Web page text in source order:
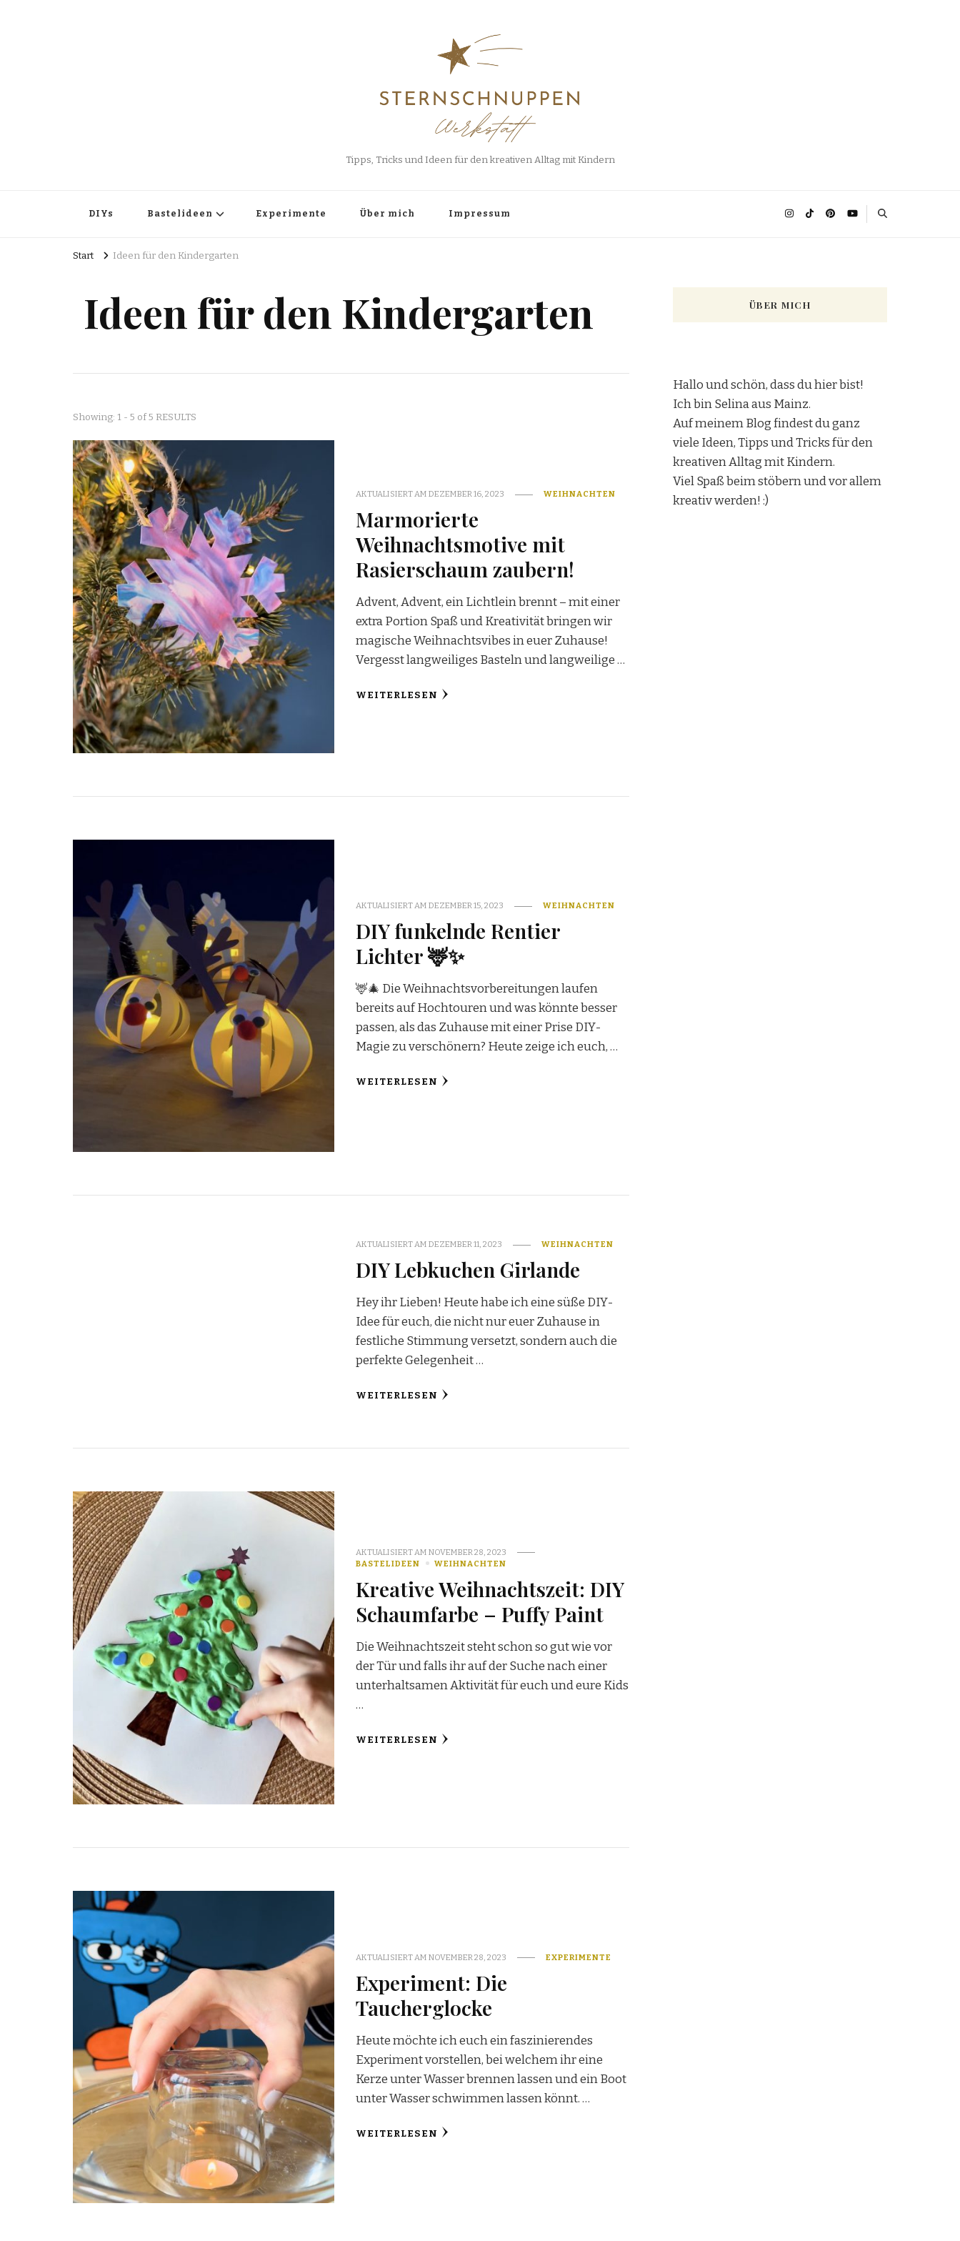
Tipps, Tricks und Ideen für den kreativen Alltag mit Kindern
DIYs Bastelideen Experimente Über mich Impressum
Start Ideen für den Kindergarten
Ideen für den Kindergarten
Showing: 1 - 5 of 5 RESULTS
AKTUALISIERT AMDEZEMBER 16, 2023 WEIHNACHTEN
Marmorierte
Weihnachtsmotive mit
Rasierschaum zaubern!
Advent, Advent, ein Lichtlein brennt – mit einer
extra Portion Spaß und Kreativität bringen wir
magische Weihnachtsvibes in euer Zuhause!
Vergesst langweiliges Basteln und langweilige …
WEITERLESEN
AKTUALISIERT AMDEZEMBER 15, 2023 WEIHNACHTEN
DIY funkelnde Rentier
Lichter 🦌✨
🦌🎄 Die Weihnachtsvorbereitungen laufen
bereits auf Hochtouren und was könnte besser
passen, als das Zuhause mit einer Prise DIY-
Magie zu verschönern? Heute zeige ich euch, …
WEITERLESEN
AKTUALISIERT AMDEZEMBER 11, 2023 WEIHNACHTEN
DIY Lebkuchen Girlande
Hey ihr Lieben! Heute habe ich eine süße DIY-
Idee für euch, die nicht nur euer Zuhause in
festliche Stimmung versetzt, sondern auch die
perfekte Gelegenheit …
WEITERLESEN
AKTUALISIERT AMNOVEMBER 28, 2023
BASTELIDEEN
WEIHNACHTEN
Kreative Weihnachtszeit: DIY
Schaumfarbe – Puffy Paint
Die Weihnachtszeit steht schon so gut wie vor
der Tür und falls ihr auf der Suche nach einer
unterhaltsamen Aktivität für euch und eure Kids
…
WEITERLESEN
AKTUALISIERT AMNOVEMBER 28, 2023 EXPERIMENTE
Experiment: Die
Taucherglocke
Heute möchte ich euch ein faszinierendes
Experiment vorstellen, bei welchem ihr eine
Kerze unter Wasser brennen lassen und ein Boot
unter Wasser schwimmen lassen könnt. …
WEITERLESEN
ÜBER MICH
Hallo und schön, dass du hier bist!
Ich bin Selina aus Mainz.
Auf meinem Blog findest du ganz
viele Ideen, Tipps und Tricks für den
kreativen Alltag mit Kindern.
Viel Spaß beim stöbern und vor allem
kreativ werden! :)